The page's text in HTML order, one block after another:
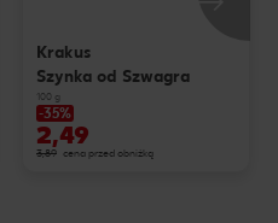
Krakus
Szynka od Szwagra
100 g
-35%
2,49
3,89 cena przed obniżką